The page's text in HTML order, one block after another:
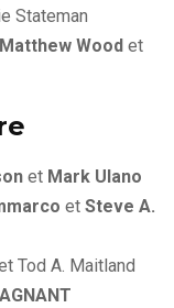
Stateman
Matthew Wood et
et Mark Ulano
et Steve A.
Tod A. Maitland